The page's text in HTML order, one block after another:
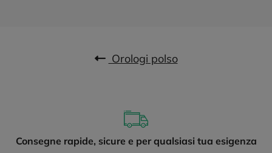
Orologi polso
Consegne rapide, sicure e per qualsiasi tua esigenza